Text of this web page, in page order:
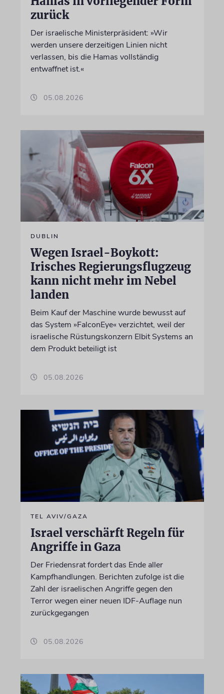
zurück
Der israelische Ministerpräsident: »Wir
werden unsere derzeitigen Linien nicht
verlassen, bis die Hamas vollständig
entwaffnet ist.«
05.08.2026
DUBLIN
Wegen Israel-Boykott:
Irisches Regierungsflugzeug
kann nicht mehr im Nebel
landen
Beim Kauf der Maschine wurde bewusst auf
das System »FalconEye« verzichtet, weil der
israelische Rüstungskonzern Elbit Systems an
dem Produkt beteiligt ist
05.08.2026
TEL AVIV/GAZA
Israel verschärft Regeln für
Angriffe in Gaza
Der Friedensrat fordert das Ende aller
Kampfhandlungen. Berichten zufolge ist die
Zahl der israelischen Angriffe gegen den
Terror wegen einer neuen IDF-Auflage nun
zurückgegangen
05.08.2026